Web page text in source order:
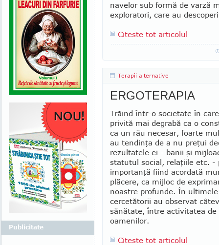
navelor sub formă de varză
explo­ratori, care au
Citeste tot articolul
Terapii alternative
ERGOTERAPIA
Trăind într-o societate în
pri­vită mai degrabă ca o
ca un rău necesar, foarte
au ten­dinţa de a nu preţui
rezultatele ei - banii şi
statutul social, relaţiile etc. -
importanţă fiind acordată
plăcere, ca mijloc de
noastre profunde. În
cercetătorii au observat
sănătate, între activitatea
oamenilor.
Citeste tot articolul
Publicitate